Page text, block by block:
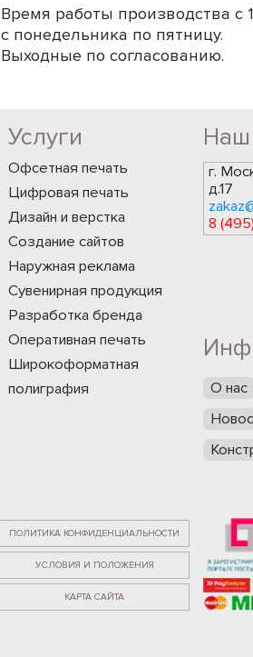
Время работы производства с
с понедельника по пятницу.
Выходные по согласованию.
Услуги
Офсетная печать
Цифровая печать
Дизайн и верстка
Создание сайтов
Наружная реклама
Сувенирная продукция
Разработка бренда
Оперативная печать
Широкоформатная
полиграфия
Наш
г.
д.17
8
О нас
ПОЛИТИКА КОНФИДЕНЦИАЛЬНОСТИ
УСЛОВИЯ И ПОЛОЖЕНИЯ
КАРТА САЙТА